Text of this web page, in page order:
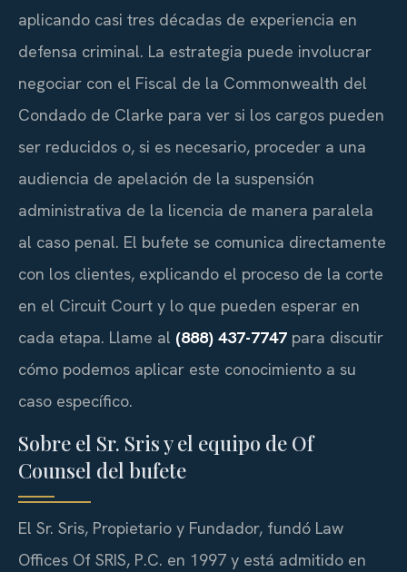
aplicando casi tres décadas de experiencia en
defensa criminal. La estrategia puede involucrar
negociar con el Fiscal de la Commonwealth del
Condado de Clarke para ver si los cargos pueden
ser reducidos o, si es necesario, proceder a una
audiencia de apelación de la suspensión
administrativa de la licencia de manera paralela
al caso penal. El bufete se comunica directamente
con los clientes, explicando el proceso de la corte
en el Circuit Court y lo que pueden esperar en
cada etapa. Llame al (888) 437-7747 para discutir
cómo podemos aplicar este conocimiento a su
caso específico.
Sobre el Sr. Sris y el equipo de Of
Counsel del bufete
El Sr. Sris, Propietario y Fundador, fundó Law
Offices Of SRIS, P.C. en 1997 y está admitido en